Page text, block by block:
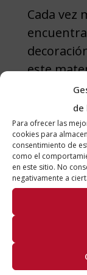
de
Para ofrecer las
cookies para
consentimiento de
como el
en este sitio. No
negativamente a
Cada vez
este
hogares,
quienes
Entradas